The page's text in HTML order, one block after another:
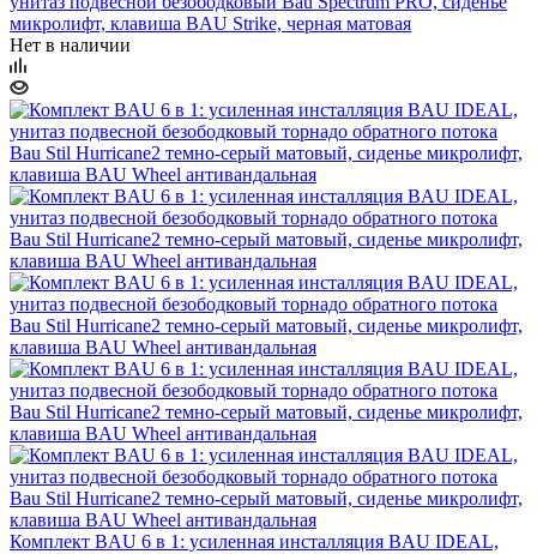
микролифт, клавиша BAU Strike, черная матовая
Нет в наличии
Комплект BAU 6 в 1: усиленная инсталляция BAU IDEAL,